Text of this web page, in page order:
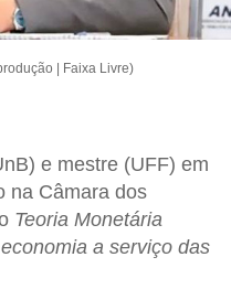
| Faixa Livre)
e mestre (UFF) em
na Câmara dos
Teoria Monetária
a serviço das